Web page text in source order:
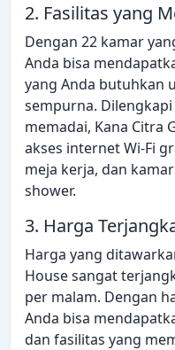
2. Fasilitas yang
Dengan 22 kamar
Anda bisa
yang Anda butuhkan
sempurna.
memadai, Kana Citra
akses internet Wi-Fi
meja kerja, dan
shower.
3. Harga
Harga yang
House sangat
per malam. Dengan
Anda bisa
dan fasilitas yang